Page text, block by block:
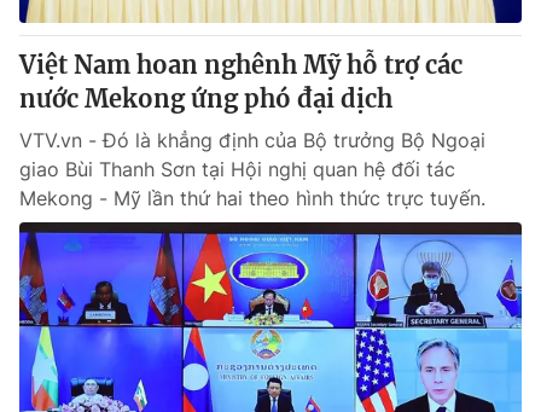
Việt Nam hoan nghênh Mỹ hỗ trợ các
nước Mekong ứng phó đại dịch
VTV.vn - Đó là khẳng định của Bộ trưởng Bộ Ngoại
giao Bùi Thanh Sơn tại Hội nghị quan hệ đối tác
Mekong - Mỹ lần thứ hai theo hình thức trực tuyến.